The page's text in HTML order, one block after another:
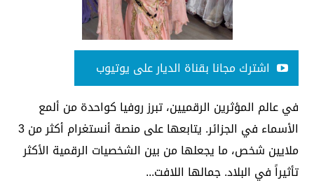
اشترك مجانا بقناة الديار على يوتيوب
في عالم المؤثرين الرقميين، تبرز روفيا كواحدة من ألمع
الأسماء في الجزائر. يتابعها على منصة أنستغرام أكثر من 3
ملايين شخص، ما يجعلها من بين الشخصيات الرقمية الأكثر
تأثيراً في البلاد. جمالها اللافت...